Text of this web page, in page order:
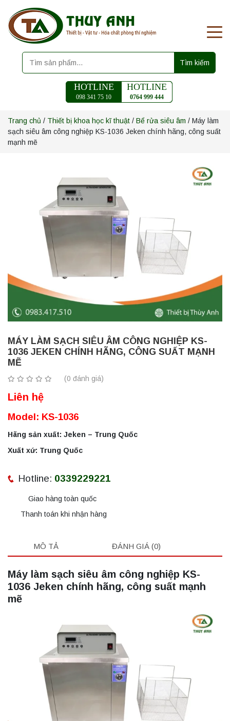
Tìm kiếm
HOTLINE
098 341 75 10
HOTLINE
0764 999 444
Trang chủ / Thiết bị khoa học kĩ thuật / Bể rửa siêu âm / Máy làm
sạch siêu âm công nghiệp KS-1036 Jeken chính hãng, công suất
mạnh mẽ
MÁY LÀM SẠCH SIÊU ÂM CÔNG NGHIỆP KS-
1036 JEKEN CHÍNH HÃNG, CÔNG SUẤT MẠNH
MẼ
(0 đánh giá)
Liên hệ
Model: KS-1036
Hãng sản xuất: Jeken – Trung Quốc
Xuất xứ: Trung Quốc
Hotline: 0339229221
Giao hàng toàn quốc
Thanh toán khi nhận hàng
MÔ TẢ ĐÁNH GIÁ (0)
Máy làm sạch siêu âm công nghiệp KS-
1036 Jeken chính hãng, công suất mạnh
mẽ